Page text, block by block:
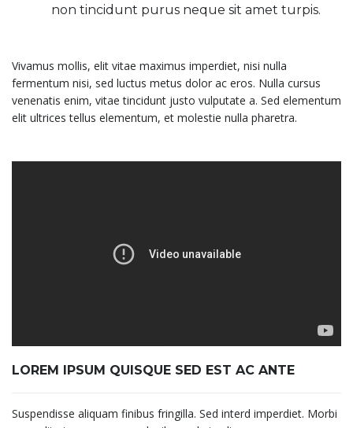
non tincidunt purus neque sit amet turpis.
Vivamus mollis, elit vitae maximus imperdiet, nisi nulla
fermentum nisi, sed luctus metus dolor ac eros. Nulla cursus
venenatis enim, vitae tincidunt justo vulputate a. Sed elementum
elit ultrices tellus elementum, et molestie nulla pharetra.
LOREM IPSUM QUISQUE SED EST AC ANTE
Suspendisse aliquam finibus fringilla. Sed interd imperdiet. Morbi